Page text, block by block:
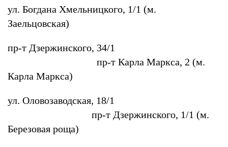
ул. Богдана Хмельницкого, 1/1 (м.
Заельцовская)
пр-т Дзержинского, 34/1
пр-т Карла Маркса, 2 (м.
Карла Маркса)
ул. Оловозаводская, 18/1
пр-т Дзержинского, 1/1 (м.
Березовая роща)